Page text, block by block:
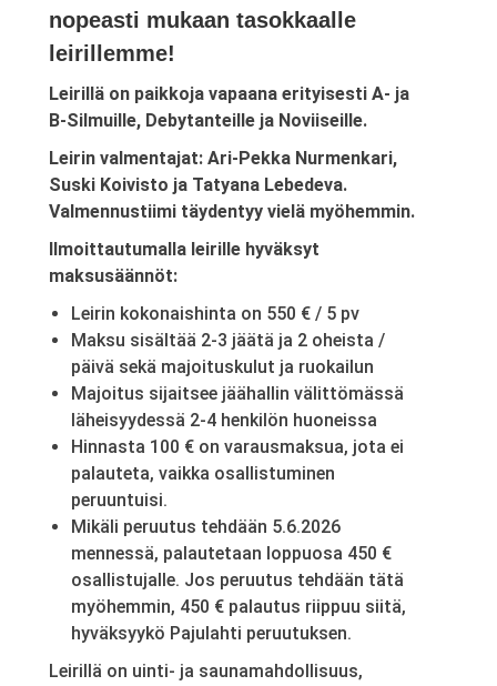
nopeasti mukaan tasokkaalle
leirillemme!
Leirillä on paikkoja vapaana erityisesti A- ja
B-Silmuille, Debytanteille ja Noviiseille.
Leirin valmentajat: Ari-Pekka Nurmenkari,
Suski Koivisto ja Tatyana Lebedeva.
Valmennustiimi täydentyy vielä myöhemmin.
Ilmoittautumalla leirille hyväksyt
maksusäännöt:
Leirin kokonaishinta on 550 € / 5 pv
Maksu sisältää 2-3 jäätä ja 2 oheista /
päivä sekä majoituskulut ja ruokailun
Majoitus sijaitsee jäähallin välittömässä
läheisyydessä 2-4 henkilön huoneissa
Hinnasta 100 € on varausmaksua, jota ei
palauteta, vaikka osallistuminen
peruuntuisi.
Mikäli peruutus tehdään 5.6.2026
mennessä, palautetaan loppuosa 450 €
osallistujalle. Jos peruutus tehdään tätä
myöhemmin, 450 € palautus riippuu siitä,
hyväksyykö Pajulahti peruutuksen.
Leirillä on uinti- ja saunamahdollisuus,